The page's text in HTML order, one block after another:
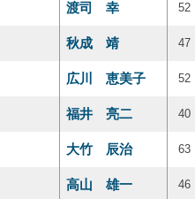
渡司 幸 52
秋成 靖 47
広川 恵美子 52
福井 亮二 40
大竹 辰治 63
高山 雄一 46